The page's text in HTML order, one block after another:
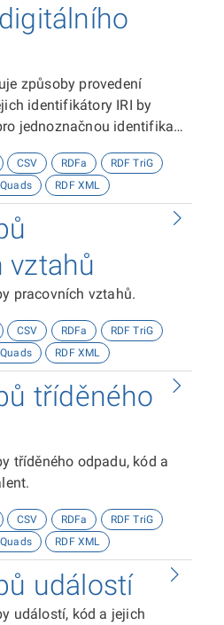
způsoby provedení
identifikátory IRI by
jednoznačnou identifikaci
CSV RDFa
RDF TriG
RDF XML
vztahů
pracovních vztahů.
CSV RDFa
RDF TriG
RDF XML
tříděného
tříděného odpadu, kód a
CSV RDFa
RDF TriG
RDF XML
událostí
událostí, kód a jejich